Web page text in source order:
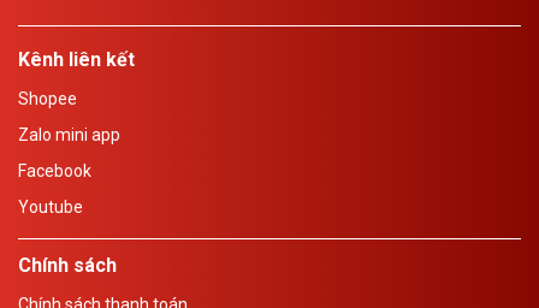
Kênh liên kết
Shopee
Zalo mini app
Facebook
Youtube
Chính sách